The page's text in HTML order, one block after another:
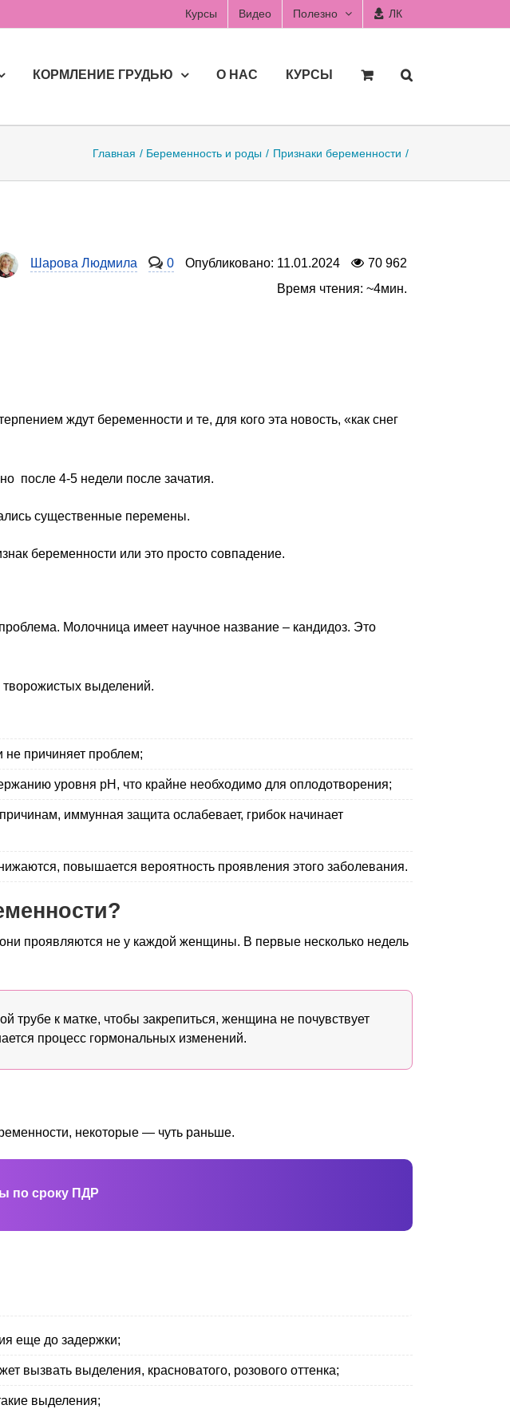
Курсы Видео Полезно ЛК
КОРМЛЕНИЕ ГРУДЬЮ О НАС КУРСЫ
Главная Беременность и роды Признаки беременности
Шарова Людмила 0 Опубликовано: 11.01.2024
70 962
Время чтения: ~4мин.
ждут беременности и те, для кого эта новость, «как снег
после 4-5 недели после зачатия.
существенные перемены.
беременности или это просто совпадение.
Молочница имеет научное название – кандидоз. Это
творожистых выделений.
причиняет проблем;
уровня рН, что крайне необходимо для оплодотворения;
иммунная защита ослабевает, грибок начинает
повышается вероятность проявления этого заболевания.
проявляются не у каждой женщины. В первые несколько недель
трубе к матке, чтобы закрепиться, женщина не почувствует
процесс гормональных изменений.
некоторые — чуть раньше.
по сроку ПДР
еще до задержки;
вызвать выделения, красноватого, розового оттенка;
выделения;